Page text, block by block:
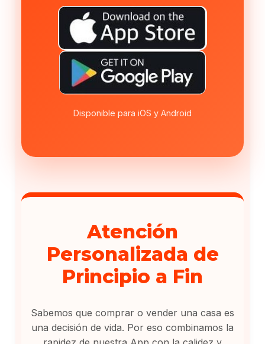
Disponible para iOS y Android
Atención
Personalizada de
Principio a Fin
Sabemos que comprar o vender una casa es
una decisión de vida. Por eso combinamos la